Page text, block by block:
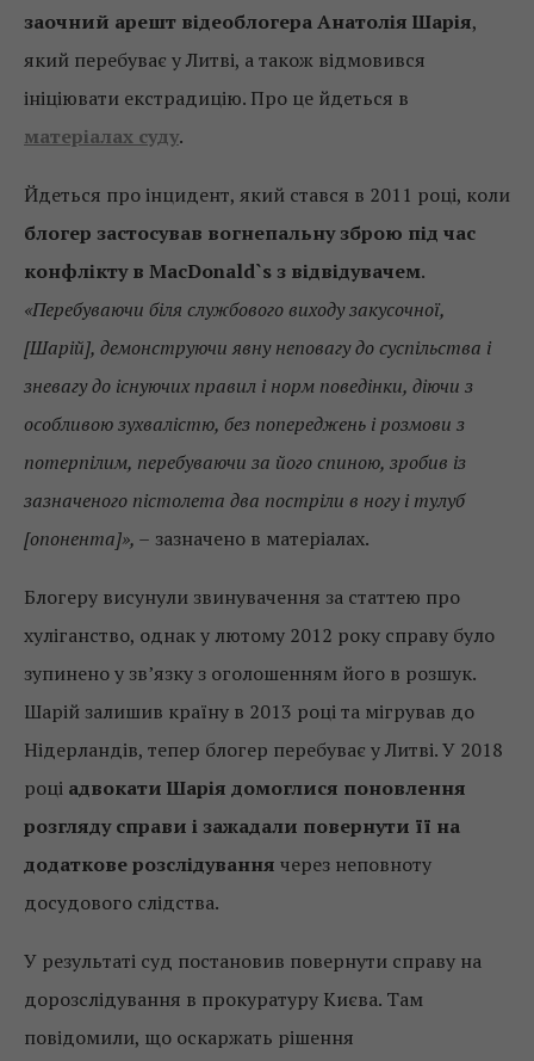
заочний арешт відеоблогера Анатолія Шарія,
який перебуває у Литві, а також відмовився
ініціювати екстрадицію. Про це йдеться в
матеріалах суду.
Йдеться про інцидент, який стався в 2011 році, коли
блогер застосував вогнепальну зброю під час
конфлікту в MacDonald`s з відвідувачем.
«Перебуваючи біля службового виходу закусочної,
[Шарій], демонструючи явну неповагу до суспільства і
зневагу до існуючих правил і норм поведінки, діючи з
особливою зухвалістю, без попереджень і розмови з
потерпілим, перебуваючи за його спиною, зробив із
зазначеного пістолета два постріли в ногу і тулуб
[опонента]», – зазначено в матеріалах.
Блогеру висунули звинувачення за статтею про
хуліганство, однак у лютому 2012 року справу було
зупинено у зв’язку з оголошенням його в розшук.
Шарій залишив країну в 2013 році та мігрував до
Нідерландів, тепер блогер перебуває у Литві. У 2018
році адвокати Шарія домоглися поновлення
розгляду справи і зажадали повернути її на
додаткове розслідування через неповноту
досудового слідства.
У результаті суд постановив повернути справу на
дорозслідування в прокуратуру Києва. Там
повідомили, що оскаржать рішення